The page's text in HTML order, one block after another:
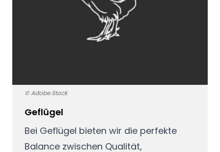
© Adobe Stock
Geflügel
Bei Geflügel bieten wir die perfekte
Balance zwischen Qualität,